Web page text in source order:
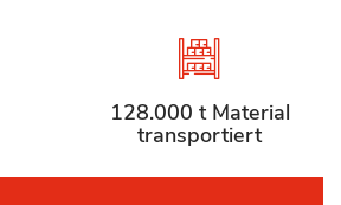
128.000 t Material
transportiert